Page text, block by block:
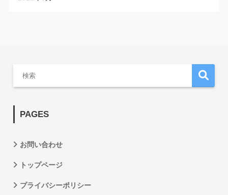
PAGES
お問い合わせ
トップページ
プライバシーポリシー